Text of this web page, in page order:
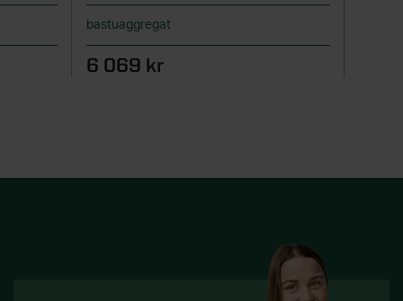
bastuaggregat
6 069 kr